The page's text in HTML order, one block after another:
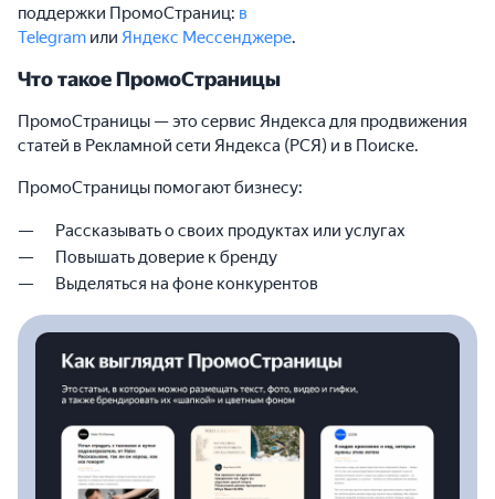
поддержки ПромоСтраниц: в
Telegram илиЯндекс Мессенджере.
Что такое ПромоСтраницы
ПромоСтраницы — это сервис Яндекса для продвижения
статей в Рекламной сети Яндекса (РСЯ) и в Поиске.
ПромоСтраницы помогают бизнесу:
Рассказывать о своих продуктах или услугах
Повышать доверие к бренду
Выделяться на фоне конкурентов